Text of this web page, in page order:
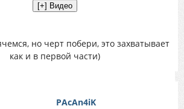
но черт побери, это захватывает
как и в первой части)
PAcAn4iK